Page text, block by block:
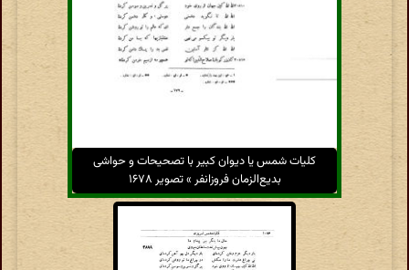
کلیات شمس یا دیوان کبیر با تصحیحات و حواشی
بدیع‌الزمان فروزانفر » تصویر ۱۶۷۸